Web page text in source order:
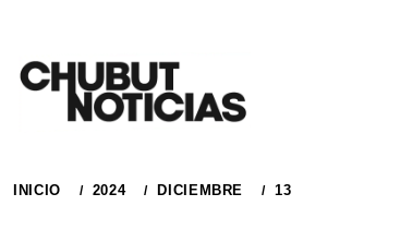
contenido
INICIO 2024 DICIEMBRE 13